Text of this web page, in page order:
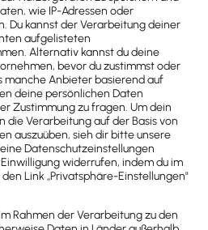
welches du sonst nur
Das bestätigt auch der
TÜV – für höchste
in allen